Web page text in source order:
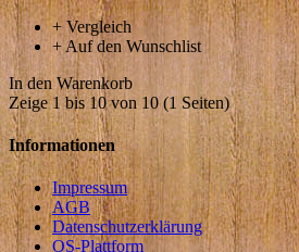
+Vergleich
+Auf den Wunschlist
In den Warenkorb
Zeige 1 bis 10 von 10 (1 Seiten)
Informationen
Impressum
AGB
Datenschutzerklärung
OS-Plattform